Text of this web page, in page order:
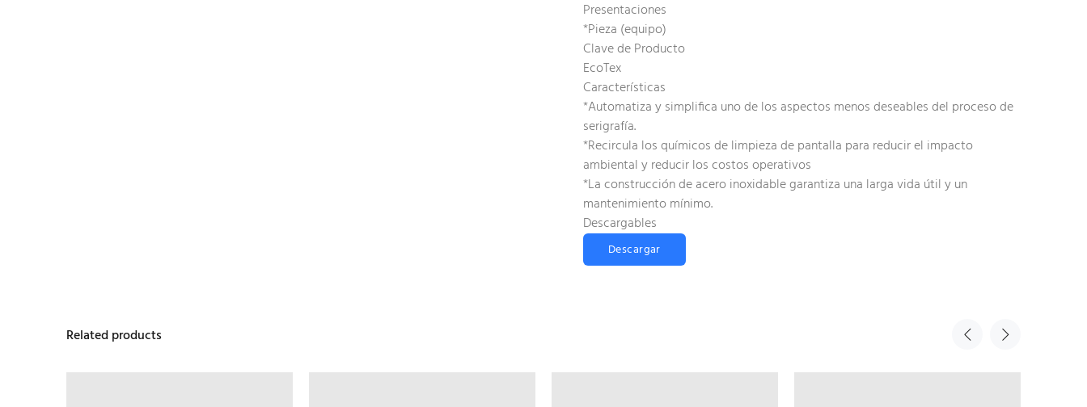
Presentaciones
*Pieza (equipo)
Clave de Producto
EcoTex
Características
*Automatiza y simplifica uno de los aspectos menos deseables del proceso de
serigrafía.
*Recircula los químicos de limpieza de pantalla para reducir el impacto
ambiental y reducir los costos operativos
*La construcción de acero inoxidable garantiza una larga vida útil y un
mantenimiento mínimo.
Descargables
Descargar
Related products